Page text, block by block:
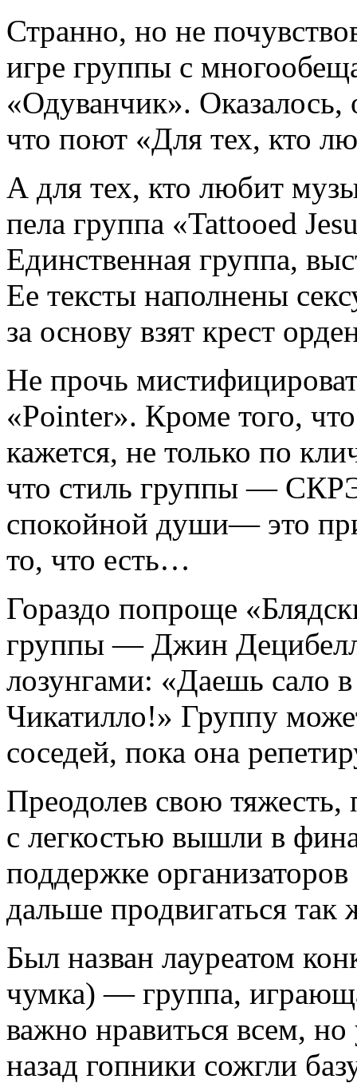
Странно, но не
игре группы с
«Одуванчик». Оказалось,
что поют «Для тех, кто
А для тех, кто любит
пела группа «Tattooed
Единственная группа,
Ее тексты наполнены
за основу взят крест
Не прочь
«Pointer». Кроме того,
кажется, не только по
что стиль группы —
спокойной души— это
то, что есть…
Гораздо попроще
группы — Джин
лозунгами: «Даешь сало
Чикатилло!» Группу
соседей, пока она
Преодолев свою тяжесть,
с легкостью вышли в
поддержке
дальше продвигаться так
Был назван лауреатом
чумка) — группа,
важно нравиться всем,
назад гопники сожгли